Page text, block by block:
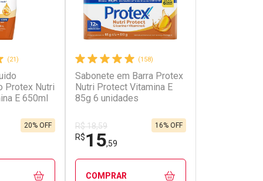
(21)
Protex Nutri
E 650ml
20% OFF
(158)
Sabonete em Barra Protex
Nutri Protect Vitamina E
85g 6 unidades
R$ 18,59
R$15,59
16% OFF
COMPRAR